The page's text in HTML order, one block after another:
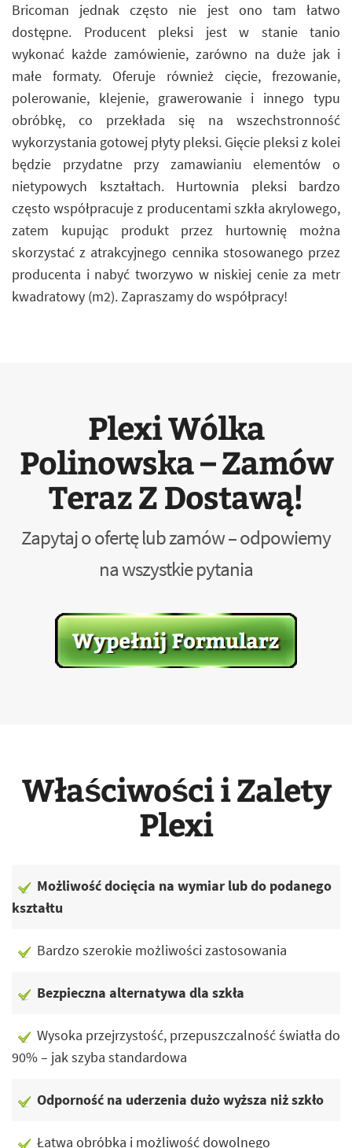
Bricoman jednak często nie jest ono tam łatwo
dostępne. Producent pleksi jest w stanie tanio
wykonać każde zamówienie, zarówno na duże jak i
małe formaty. Oferuje również cięcie, frezowanie,
polerowanie, klejenie, grawerowanie i innego typu
obróbkę, co przekłada się na wszechstronność
wykorzystania gotowej płyty pleksi. Gięcie pleksi z kolei
będzie przydatne przy zamawianiu elementów o
nietypowych kształtach. Hurtownia pleksi bardzo
często współpracuje z producentami szkła akrylowego,
zatem kupując produkt przez hurtownię można
skorzystać z atrakcyjnego cennika stosowanego przez
producenta i nabyć tworzywo w niskiej cenie za metr
kwadratowy (m2). Zapraszamy do współpracy!
Plexi Wólka
Polinowska – Zamów
Teraz Z Dostawą!
Zapytaj o ofertę lub zamów – odpowiemy
na wszystkie pytania
Właściwości i Zalety
Plexi
Możliwość docięcia na wymiar lub do podanego
kształtu
Bardzo szerokie możliwości zastosowania
Bezpieczna alternatywa dla szkła
Wysoka przejrzystość, przepuszczalność światła do
90% – jak szyba standardowa
Odporność na uderzenia dużo wyższa niż szkło
Łatwa obróbka i możliwość dowolnego